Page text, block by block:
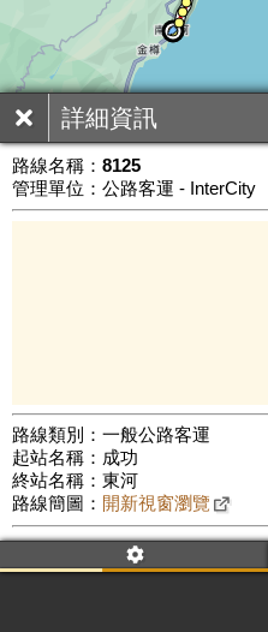
詳細資訊
路線名稱： 8125
管理單位：公路客運 - InterCity
路線類別：一般公路客運
起站名稱：成功
終站名稱：東河
路線簡圖： 開新視窗瀏覽
附屬名稱：8125
車頭描述：成功
東河
公車數量: 累計5745、上線4614